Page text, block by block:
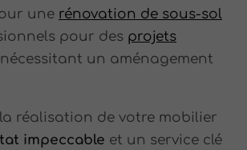
une rénovation de sous-sol
pour des projets
nécessitant un aménagement
réalisation de votre mobilier
impeccable et un service clé